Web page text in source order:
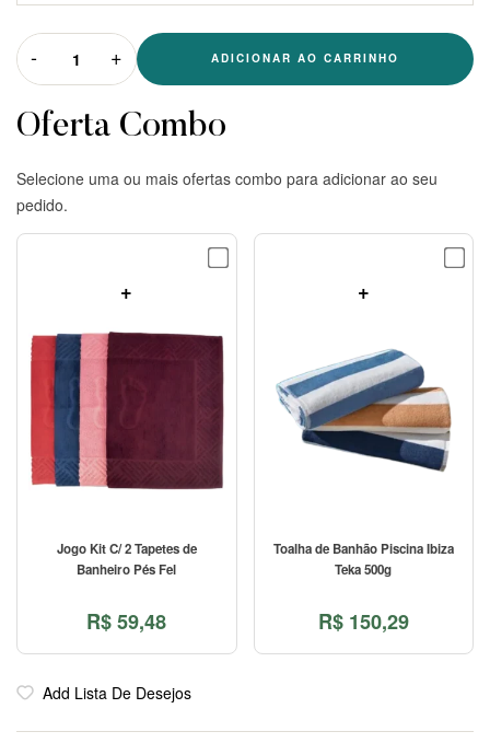
- + ADICIONAR AO CARRINHO
Oferta Combo
Selecione uma ou mais ofertas combo para adicionar ao seu
pedido.
+
Jogo Kit C/ 2 Tapetes de
Banheiro Pés Fel
R$59,48
+
Toalha de Banhão Piscina Ibiza
Teka 500g
R$150,29
Add Lista De Desejos